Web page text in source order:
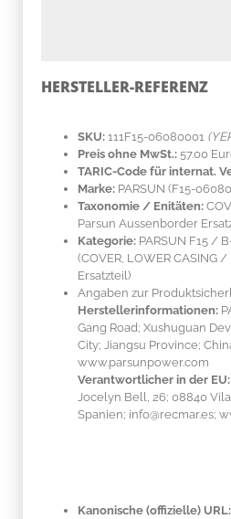
HERSTELLER-REFERENZ
SKU: 111F15-06080001
Preis ohne MwSt.: 57.00
TARIC-Code für internat.
Marke: PARSUN (F15-
Taxonomie / Enitäten:
Parsun Aussenborder
Kategorie: PARSUN F15 /
(COVER, LOWER CASING
Ersatzteil)
Angaben zur
Herstellerinformationen:
Gang Road; Xushuguan
City; Jiangsu Province;
www.parsunpower.com
Verantwortlicher in der EU:
Jocelyn Bell, 26; 08840
Spanien; info@recmar.es;
Kanonische (offizielle) URL: